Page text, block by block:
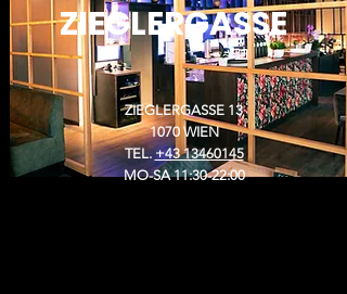
ZIEGLERGASSE 13
1070 WIEN
TEL.+43 13460145
MO-SA 11:30-22:00
ZIEGLERGASSE